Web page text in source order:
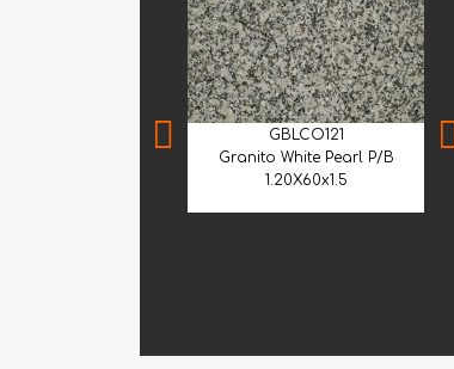
GBLCO121
Granito White Pearl P/B
1.20X60x1.5